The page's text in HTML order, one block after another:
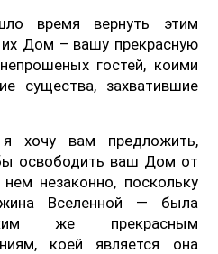
время вернуть этим
Дом – вашу прекрасную
гостей, коими
существа, захватившие
хочу вам предложить,
освободить ваш Дом от
незаконно, поскольку
Вселенной — была
же прекрасным
коей является она